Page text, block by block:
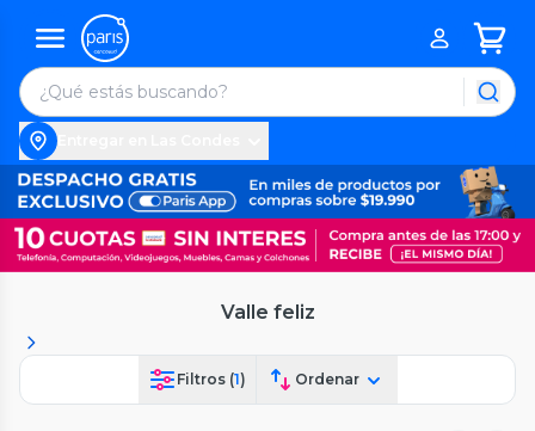
Valle feliz
Filtros (1) Ordenar